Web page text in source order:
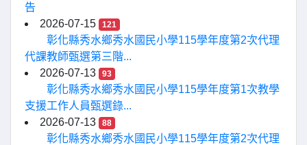
告
2026-07-15
121
彰化縣秀水鄉秀水國民小學115學年度第2次代理
代課教師甄選第三階...
2026-07-13
93
彰化縣秀水鄉秀水國民小學115學年度第1次教學
支援工作人員甄選錄...
2026-07-13
88
彰化縣秀水鄉秀水國民小學115學年度第2次代理